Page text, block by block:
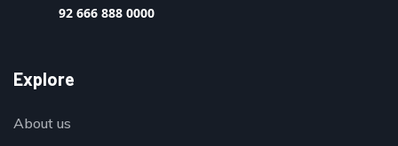
92 666 888 0000
Explore
About us